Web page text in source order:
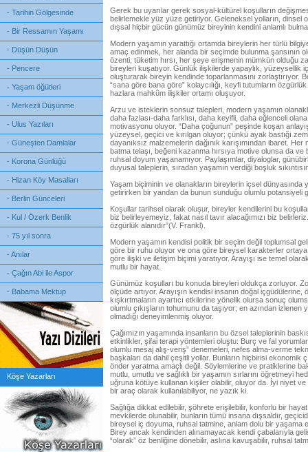
- Tarihin Gölgesinde
- Bir Ressamın Yaşamı
- Düşün Düşün
- Pencere
- Yaşam öğütleri
- Merkezli Düşünme
- Ulus Yazıları
- Güneşten Damlalar
- Korona Günlüğü
- Hizan Köy Masalları
- Berlin Günceleri
- Kul / Özerk Benlik
- 75 yıl sonra
- Anılar
- Çağın Abi ile Aspor
- Babama Mektup
Köşe Yazarları
Gerek bu uyarılar gerek sosyal-kültürel koşulların
belirlemekle yüz yüze getiriyor. Geleneksel yolların, dinsel
dışsal hiçbir gücün günümüz bireyinin kendini anlamlı
Modern yaşamın yarattığı ortamda bireylerin her türlü
amaç edinmek, her alanda bir seçimde bulunma şansının
özenti, tüketim hırsı, her şeye erişmenin mümkün olduğu
bireyleri kuşatıyor. Günlük ilişkilerde yapaylık, yüzeysellik
oluşturarak bireyin kendinde toparlanmasını zorlaştırıyor.
“sana göre bana göre” kolaycılığı, keyfi tutumların
hazlara mahkûm ilişkiler ortamı oluşuyor.
Arzu ve isteklerin sonsuz talepleri, modern yaşamın
daha fazlası-daha farklısı, daha keyifli, daha eğlenceli
motivasyonu oluyor. “Daha çoğunun” peşinde koşan
yüzeysel, geçici ve kırılgan oluyor; çünkü ayak bastığı
dayanıksız malzemelerin dağınık karışımından ibaret.
batma telaşı, beğeni kazanma hırsıya motive olunsa da
ruhsal doyum yaşanamıyor. Paylaşımlar, diyaloglar,
duyusal taleplerin, sıradan yaşamın verdiği boşluk
Yaşam biçiminin ve olanakların bireylerin içsel dünyasında
getirirken bir yandan da bunun sunduğu olumlu
Koşullar tarihsel olarak oluşur, bireyler kendilerini bu
biz belirleyemeyiz, fakat nasıl tavır alacağımızı biz
özgürlük alanıdır”(V. Frankl).
Modern yaşamın kendisi politik bir seçim değil toplumsal
göre bir ruhu oluyor ve ona göre bireysel karakterler ortaya
göre ilişki ve iletişim biçimi yaratıyor. Arayışı ise temel
mutlu bir hayat.
Günümüz koşulları bu konuda bireyleri oldukça zorluyor.
ölçüde artıyor. Arayışın kendisi insanın doğal
kışkırtmaların ayartıcı etkilerine yönelik olursa sonuç
olumlu çıkışların tohumunu da taşıyor; en azından
olmadığı deneyimlenmiş oluyor.
Çağımızın yaşamında insanların bu özsel taleplerinin
etkinlikler, şifai terapi yöntemleri oluştu: Burç ve fal
olumlu mesaj alış-veriş” denemeleri, nefes alma-verme
başkaları da dahil çeşitli yollar. Bunların hiçbirisi ekonomik
önder yaratma amaçlı değil. Söylemlerine ve pratiklerine
mutlu, umutlu ve sağlıklı bir yaşamın sırlarını öğretmeyi
uğruna kötüye kullanan kişiler olabilir, oluyor da. İyi niyet
bir araç olarak kullanılabiliyor, ne yazık ki.
Sağlığa dikkat edilebilir, şöhrete erişilebilir, konforlu bir
mevkilerde olunabilir, bunların tümü insana dışsaldır,
bireysel iç doyuma, ruhsal tatmine, anlam dolu bir yaşama
Birey ancak kendinden alınamayacak kendi çabalarıyla
“olarak” öz benliğine dönebilir, aslına kavuşabilir, ruhsal